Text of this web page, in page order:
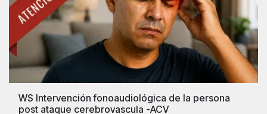
WS Intervención fonoaudiológica de la persona
post ataque cerebrovascula -ACV